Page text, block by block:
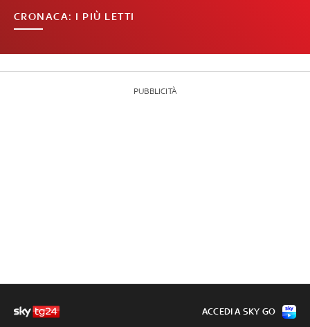
CRONACA: I PIÙ LETTI
PUBBLICITÀ
ACCEDI A SKY GO